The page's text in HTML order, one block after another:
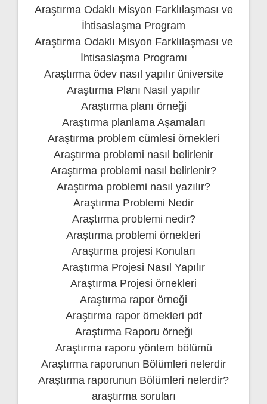
Araştırma Odaklı Misyon Farklılaşması ve
İhtisaslaşma Program
Araştırma Odaklı Misyon Farklılaşması ve
İhtisaslaşma Programı
Araştırma ödev nasıl yapılır üniversite
Araştırma Planı Nasıl yapılır
Araştırma planı örneği
Araştırma planlama Aşamaları
Araştırma problem cümlesi örnekleri
Araştırma problemi nasıl belirlenir
Araştırma problemi nasıl belirlenir?
Araştırma problemi nasıl yazılır?
Araştırma Problemi Nedir
Araştırma problemi nedir?
Araştırma problemi örnekleri
Araştırma projesi Konuları
Araştırma Projesi Nasıl Yapılır
Araştırma Projesi örnekleri
Araştırma rapor örneği
Araştırma rapor örnekleri pdf
Araştırma Raporu örneği
Araştırma raporu yöntem bölümü
Araştırma raporunun Bölümleri nelerdir
Araştırma raporunun Bölümleri nelerdir?
araştırma soruları